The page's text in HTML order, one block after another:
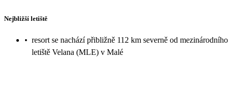
Nejbližší letiště
• resort se nachází přibližně 112 km severně od mezinárodního
letiště Velana (MLE) v Malé